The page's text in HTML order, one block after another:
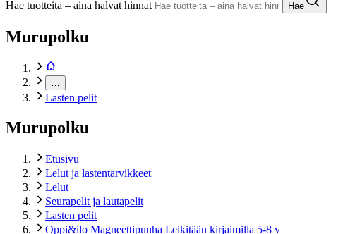
Hae tuotteita – aina halvat hinnat Hae
Murupolku
Lasten pelit
Murupolku
Etusivu
Lelut ja lastentarvikkeet
Lelut
Seurapelit ja lautapelit
Lasten pelit
Oppi&ilo Magneettipuuha Leikitään kirjaimilla 5-8 v